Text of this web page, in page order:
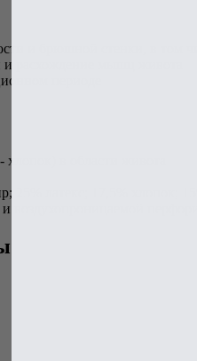
и брюшной стенки, в том
расхождение мышц живота
периоде
в области живота
25% латекс; 17,5% хлопок;
воздухопроницаемой